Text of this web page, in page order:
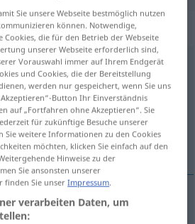
: weiblich
anklicken/antippen)
Sie unsere Webseite bestmöglich nutzen
können. Notwendige,
die für den Betrieb der Webseite
unserer Webseite erforderlich sind,
Vorauswahl immer auf Ihrem Endgerät
und Cookies, die der Bereitstellung
werden nur gespeichert, wenn Sie uns
Button Ihr Einverständnis
auf „Fortfahren ohne Akzeptieren“. Sie
für zukünftige Besuche unserer
Sie weitere Informationen zu den Cookies
möchten, klicken Sie einfach auf den
Hinweise zu der
Sie ansonsten unserer
finden Sie unserImpressum.
verarbeiten Daten, um